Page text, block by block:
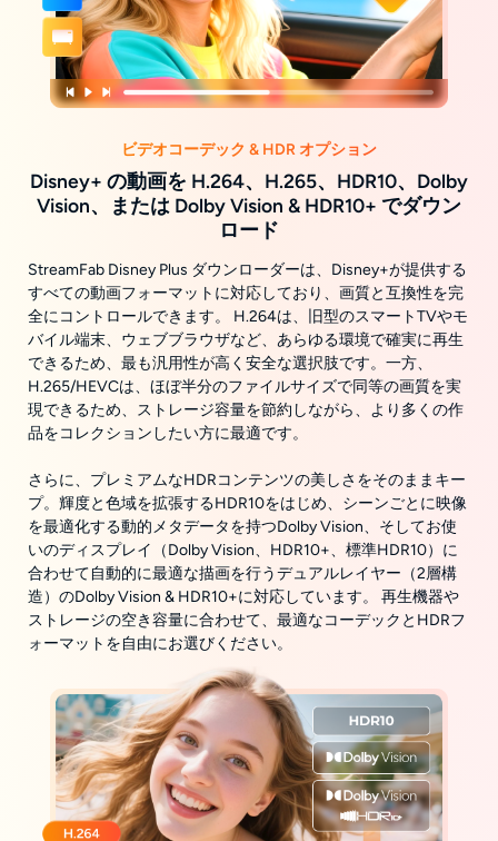
ビデオコーデック & HDR オプション
Disney+ の動画を H.264、H.265、HDR10、Dolby
Vision、または Dolby Vision & HDR10+ でダウン
ロード
StreamFab Disney Plus ダウンローダーは、Disney+が提供する
すべての動画フォーマットに対応しており、画質と互換性を完
全にコントロールできます。 H.264は、旧型のスマートTVやモ
バイル端末、ウェブブラウザなど、あらゆる環境で確実に再生
できるため、最も汎用性が高く安全な選択肢です。一方、
H.265/HEVCは、ほぼ半分のファイルサイズで同等の画質を実
現できるため、ストレージ容量を節約しながら、より多くの作
品をコレクションしたい方に最適です。
さらに、プレミアムなHDRコンテンツの美しさをそのままキー
プ。輝度と色域を拡張するHDR10をはじめ、シーンごとに映像
を最適化する動的メタデータを持つDolby Vision、そしてお使
いのディスプレイ（Dolby Vision、HDR10+、標準HDR10）に
合わせて自動的に最適な描画を行うデュアルレイヤー（2層構
造）のDolby Vision & HDR10+に対応しています。 再生機器や
ストレージの空き容量に合わせて、最適なコーデックとHDRフ
ォーマットを自由にお選びください。